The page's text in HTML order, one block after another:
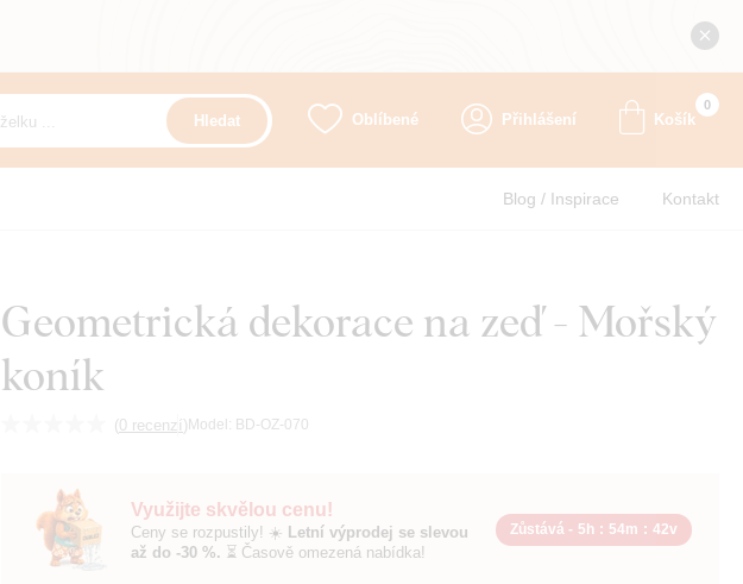
Hledat Oblíbené Přihlášení Košík
0
Blog / Inspirace Kontakt
Geometrická dekorace na zeď - Mořský
koník
(0 recenzí) Model: BD-OZ-070
Využijte skvělou cenu!
Ceny se rozpustily! ☀️ Letní výprodej se slevou
až do -30 %. ⏳ Časově omezená nabídka!
Zůstává - 5h : 54m : 41v